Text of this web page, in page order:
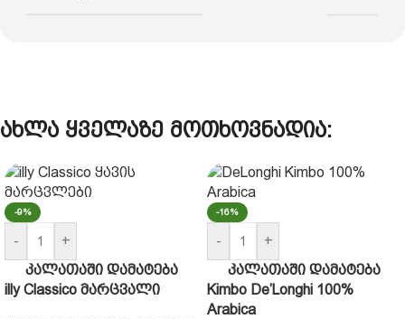
ახლა ყველაზე მოთხოვნადია:
-9%
-
+
კალათაში დამატება
illy Classico მარცვალი
-16%
-
+
კალათაში დამატება
Kimbo De’Longhi 100%
Arabica